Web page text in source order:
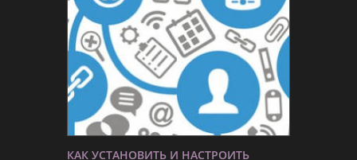
КАК УСТАНОВИТЬ И НАСТРОИТЬ